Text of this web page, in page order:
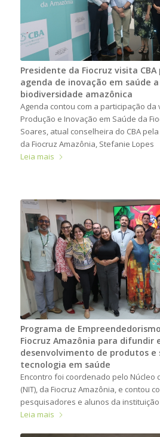
Presidente da Fiocruz visita
agenda de inovação em saúde
biodiversidade amazônica
Agenda contou com a participação
Produção e Inovação em Saúde da
Soares, atual conselheira do CBA
da Fiocruz Amazônia, Stefanie Lopes
Leia mais
Programa de
Fiocruz Amazônia para difundir
desenvolvimento de produtos e
tecnologia em saúde
Encontro foi coordenado pelo Núcleo
(NIT), da Fiocruz Amazônia, e contou
pesquisadores e alunos da instituição
Leia mais